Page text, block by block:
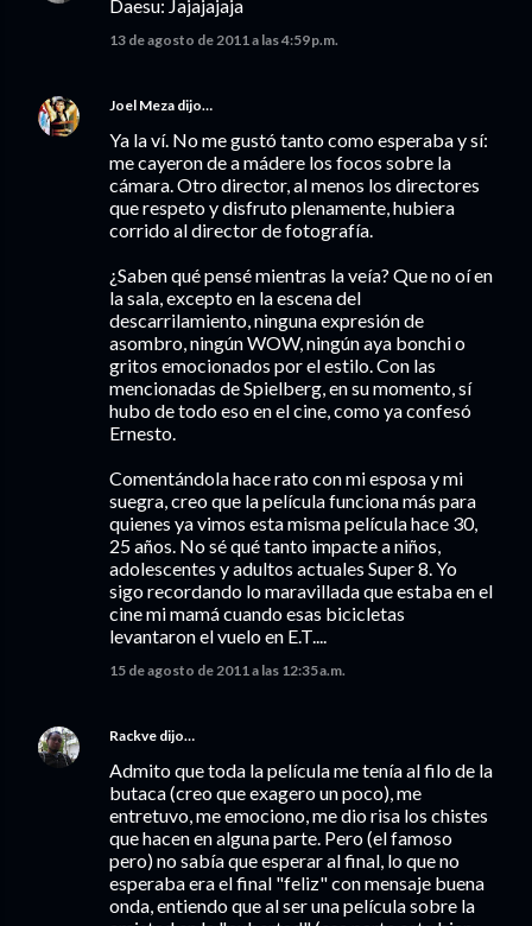
Daesu: Jajajajaja
13 de agosto de 2011 a las 4:59 p.m.
Joel Meza dijo…
Ya la ví. No me gustó tanto como esperaba y sí:
me cayeron de a mádere los focos sobre la
cámara. Otro director, al menos los directores
que respeto y disfruto plenamente, hubiera
corrido al director de fotografía.
¿Saben qué pensé mientras la veía? Que no oí en
la sala, excepto en la escena del
descarrilamiento, ninguna expresión de
asombro, ningún WOW, ningún aya bonchi o
gritos emocionados por el estilo. Con las
mencionadas de Spielberg, en su momento, sí
hubo de todo eso en el cine, como ya confesó
Ernesto.
Comentándola hace rato con mi esposa y mi
suegra, creo que la película funciona más para
quienes ya vimos esta misma película hace 30,
25 años. No sé qué tanto impacte a niños,
adolescentes y adultos actuales Super 8. Yo
sigo recordando lo maravillada que estaba en el
cine mi mamá cuando esas bicicletas
levantaron el vuelo en E.T....
15 de agosto de 2011 a las 12:35 a.m.
Rackve dijo…
Admito que toda la película me tenía al filo de la
butaca (creo que exagero un poco), me
entretuvo, me emociono, me dio risa los chistes
que hacen en alguna parte. Pero (el famoso
pero) no sabía que esperar al final, lo que no
esperaba era el final "feliz" con mensaje buena
onda, entiendo que al ser una película sobre la